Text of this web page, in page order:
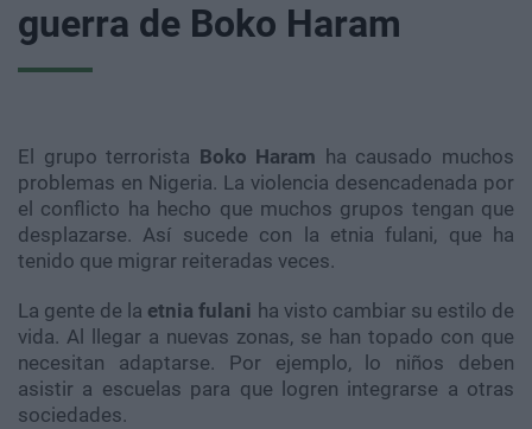
guerra de Boko Haram
El grupo terrorista Boko Haram ha causado muchos
problemas en Nigeria. La violencia desencadenada por
el conflicto ha hecho que muchos grupos tengan que
desplazarse. Así sucede con la etnia fulani, que ha
tenido que migrar reiteradas veces.
La gente de la etnia fulani ha visto cambiar su estilo de
vida. Al llegar a nuevas zonas, se han topado con que
necesitan adaptarse. Por ejemplo, lo niños deben
asistir a escuelas para que logren integrarse a otras
sociedades.